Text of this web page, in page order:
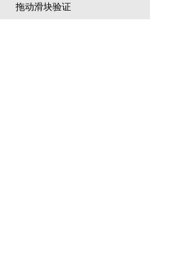
拖动滑块验证